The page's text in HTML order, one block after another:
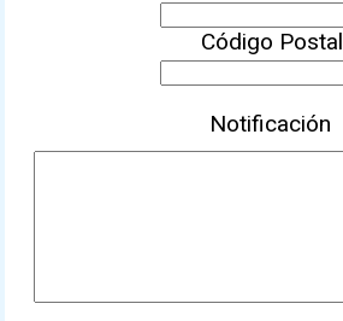
Código Postal
Notificación